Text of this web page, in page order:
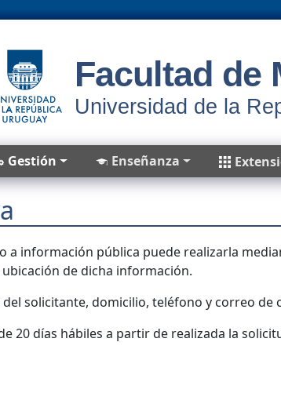
Facultad de
Universidad de la
Gestión Enseñanza
a información pública puede realizarla
de dicha información.
solicitante, domicilio, teléfono y correo de
20 días hábiles a partir de realizada la